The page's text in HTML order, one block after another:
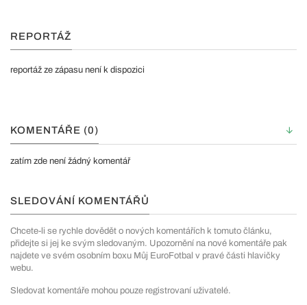
REPORTÁŽ
reportáž ze zápasu není k dispozici
KOMENTÁŘE (0)
zatím zde není žádný komentář
SLEDOVÁNÍ KOMENTÁŘŮ
Chcete-li se rychle dovědět o nových komentářích k tomuto článku,
přidejte si jej ke svým sledovaným. Upozornění na nové komentáře pak
najdete ve svém osobním boxu Můj EuroFotbal v pravé části hlavičky
webu.
Sledovat komentáře mohou pouze registrovaní uživatelé.